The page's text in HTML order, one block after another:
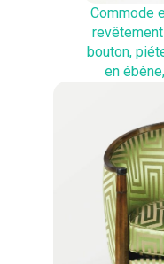
Commode
bouton,
en